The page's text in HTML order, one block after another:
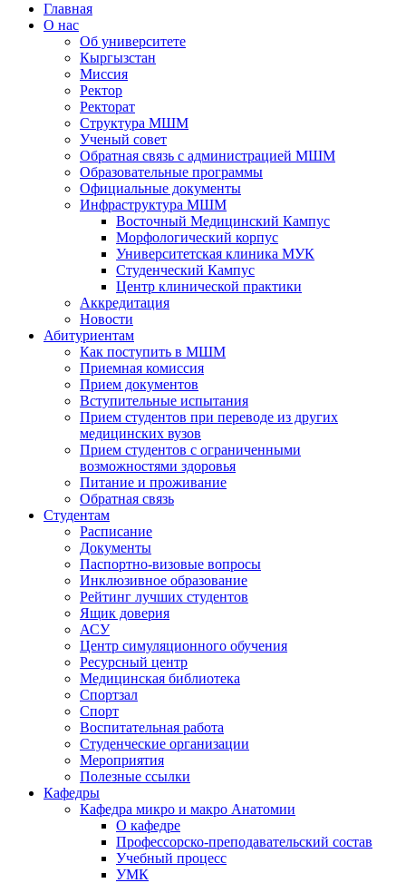
Главная
О нас
Об университете
Кыргызстан
Миссия
Ректор
Ректорат
Структура МШМ
Ученый совет
Обратная связь с администрацией МШМ
Образовательные программы
Официальные документы
Инфраструктура МШМ
Восточный Медицинский Кампус
Морфологический корпус
Университетская клиника МУК
Студенческий Кампус
Центр клинической практики
Аккредитация
Новости
Абитуриентам
Как поступить в МШМ
Приемная комиссия
Прием документов
Вступительные испытания
Прием студентов при переводе из других
медицинских вузов
Прием студентов с ограниченными
возможностями здоровья
Питание и проживание
Обратная связь
Студентам
Расписание
Документы
Паспортно-визовые вопросы
Инклюзивное образование
Рейтинг лучших студентов
Ящик доверия
АСУ
Центр симуляционного обучения
Ресурсный центр
Медицинская библиотека
Спортзал
Спорт
Воспитательная работа
Студенческие организации
Мероприятия
Полезные ссылки
Кафедры
Кафедра микро и макро Анатомии
О кафедре
Профессорско-преподавательский состав
Учебный процесс
УМК